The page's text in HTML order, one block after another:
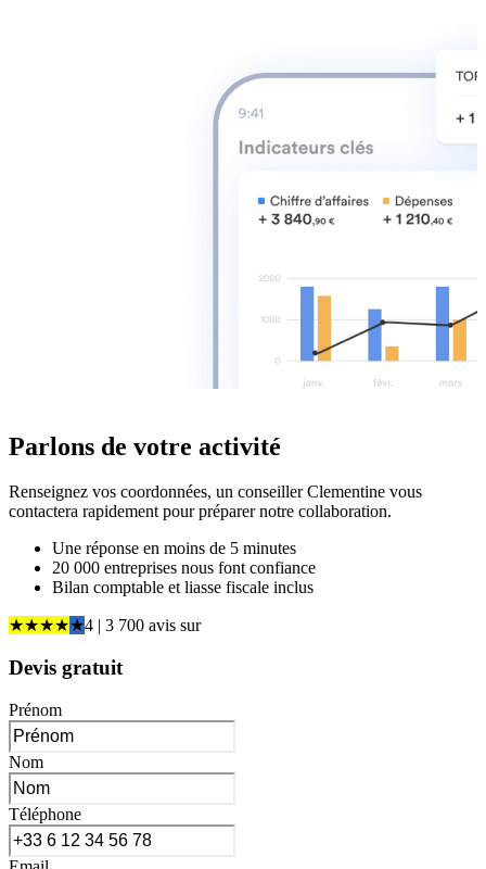
Parlons de votre activité
Renseignez vos coordonnées, un conseiller Clementine vous
contactera rapidement pour préparer notre collaboration.
Une réponse en moins de 5 minutes
20 000 entreprises nous font confiance
Bilan comptable et liasse fiscale inclus
★★★★★4 | 3 700 avis sur
Devis gratuit
Prénom
Nom
Téléphone